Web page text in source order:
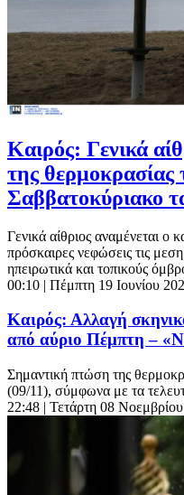
Καιρός: Γενικά
της
Σαββατοκύριακο
Γενικά αίθριος αναμένεται ο
πρόσκαιρες νεφώσεις τις
ηπειρωτικά και τοπικούς
00:10 | Πέμπτη 19 Ιουνίου
Καιρός: Αλλαγή
από αύριο Πέμπτη –
Σημαντική πτώση της
(09/11), σύμφωνα με τα
22:48 | Τετάρτη 08